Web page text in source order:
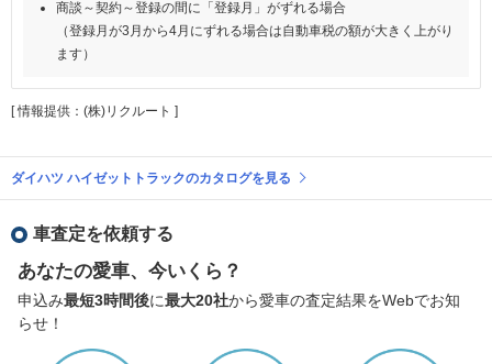
商談～契約～登録の間に「登録月」がずれる場合
（登録月が3月から4月にずれる場合は自動車税の額が大きく上がり
ます）
[ 情報提供：(株)リクルート ]
ダイハツ ハイゼットトラックのカタログを見る
車査定を依頼する
あなたの愛車、今いくら？
申込み最短3時間後に最大20社から愛車の査定結果をWebでお知
らせ！